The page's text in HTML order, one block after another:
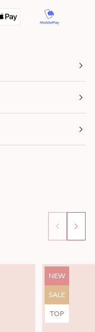
Product
label:
NEW
Product
label:
SALE
Product
label:
TOP